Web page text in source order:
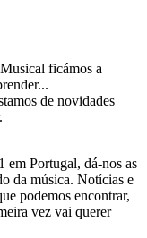
ficámos a
de novidades
em Portugal, dá-nos as
da música. Notícias e
podemos encontrar,
vez vai querer